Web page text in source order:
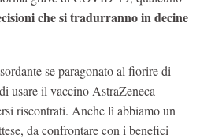
che si tradurranno in decine
se paragonato al fiorire di
usare il vaccino AstraZeneca
riscontrati. Anche lì abbiamo un
da confrontare con i benefici